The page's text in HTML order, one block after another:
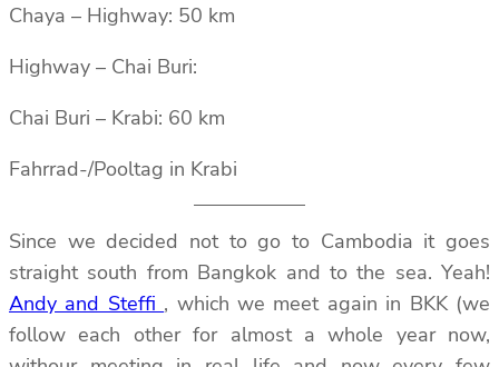
Chaya – Highway: 50 km
Highway – Chai Buri:
Chai Buri – Krabi: 60 km
Fahrrad-/Pooltag in Krabi
Since we decided not to go to Cambodia it goes
straight south from Bangkok and to the sea. Yeah!
Andy and Steffi , which we meet again in BKK (we
follow each other for almost a whole year now,